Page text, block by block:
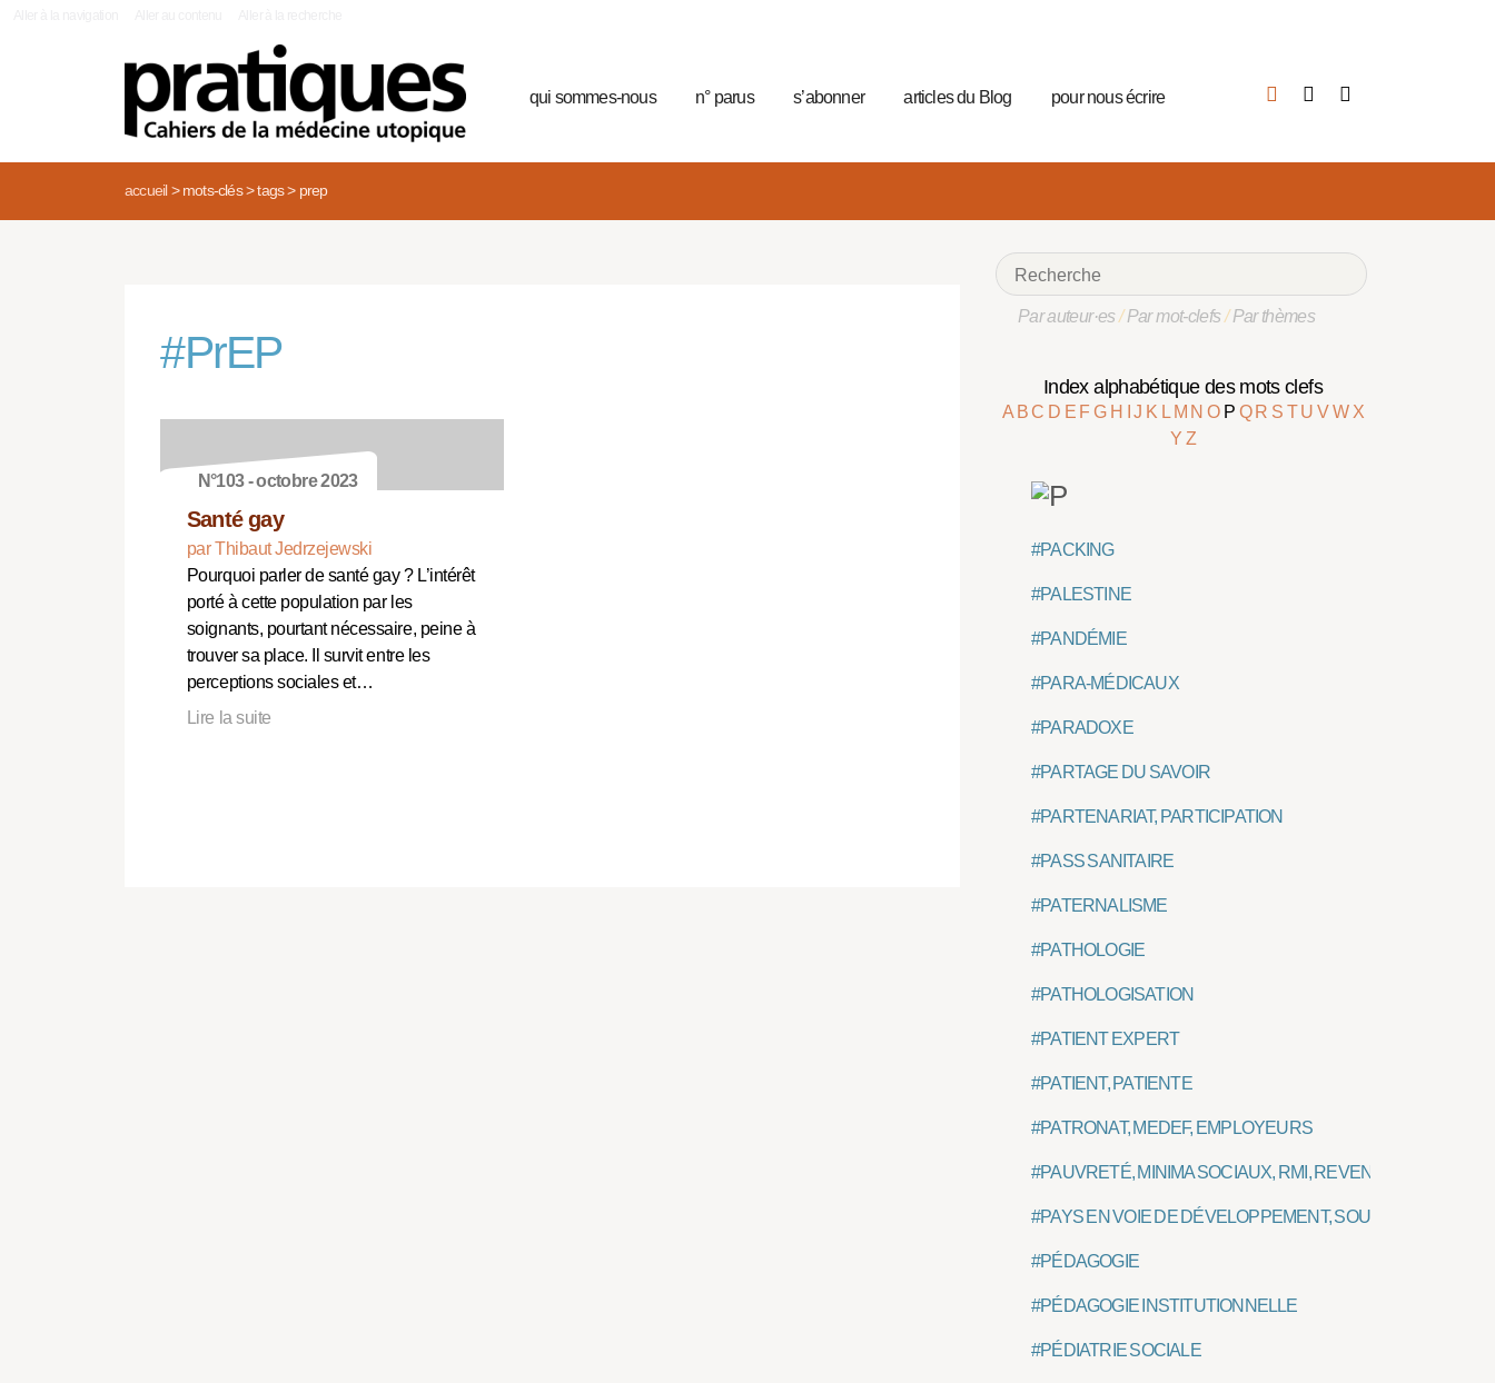
qui sommes-nous n° parus s’abonner articles du Blog pour nous écrire
accueil> mots-clés> tags> prep
#PrEP
N°103 - octobre 2023
Santé gay
par Thibaut Jedrzejewski
Pourquoi parler de santé gay ? L’intérêt
porté à cette population par les
soignants, pourtant nécessaire, peine à
trouver sa place. Il survit entre les
perceptions sociales et…
Lire la suite
Par auteur·es/Par mot-clefs/Par thèmes
Index alphabétique des mots clefs
A BC D E FG H IJ K L M NO P Q R S TUVW X
Y Z
#PACKING
#PALESTINE
#PANDÉMIE
#PARA-MÉDICAUX
#PARADOXE
#PARTAGE DU SAVOIR
#PARTENARIAT, PARTICIPATION
#PASS SANITAIRE
#PATERNALISME
#PATHOLOGIE
#PATHOLOGISATION
#PATIENT EXPERT
#PATIENT, PATIENTE
#PATRONAT, MEDEF, EMPLOYEURS
#PAUVRETÉ, MINIMA SOCIAUX, RMI, REVENU MINIMAL
#PAYS EN VOIE DE DÉVELOPPEMENT, SOUS
#PÉDAGOGIE
#PÉDAGOGIE INSTITUTIONNELLE
#PÉDIATRIE SOCIALE